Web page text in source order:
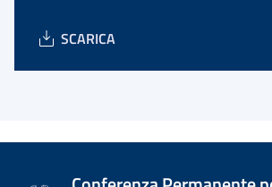
SCARICA